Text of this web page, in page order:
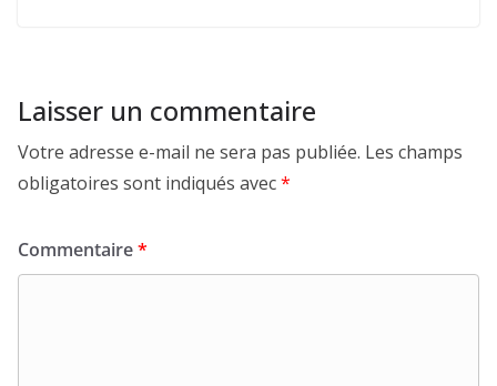
Laisser un commentaire
Votre adresse e-mail ne sera pas publiée. Les champs
obligatoires sont indiqués avec*
Commentaire*